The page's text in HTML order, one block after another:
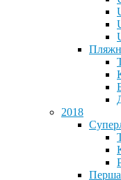
2018
Перша